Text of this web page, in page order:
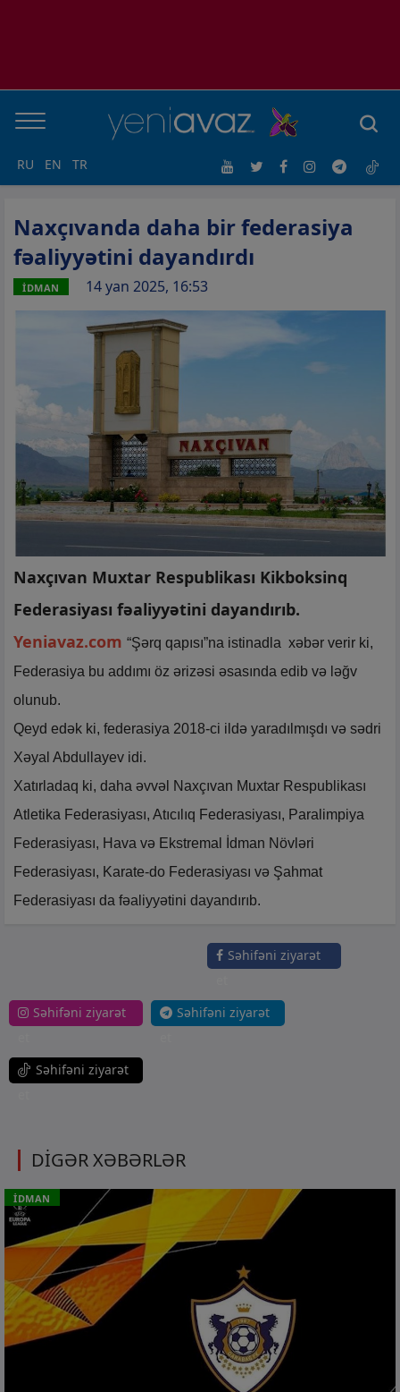
RU EN TR
Naxçıvanda daha bir federasiya
fəaliyyətini dayandırdı
İDMAN 14 yan 2025, 16:53
Naxçıvan Muxtar Respublikası Kikboksinq
Federasiyası fəaliyyətini dayandırıb.
Yeniavaz.com “Şərq qapısı”na istinadla xəbər verir ki,
Federasiya bu addımı öz ərizəsi əsasında edib və ləğv
olunub.
Qeyd edək ki, federasiya 2018-ci ildə yaradılmışdı və sədri
Xəyal Abdullayev idi.
Xatırladaq ki, daha əvvəl Naxçıvan Muxtar Respublikası
Atletika Federasiyası, Atıcılıq Federasiyası, Paralimpiya
Federasiyası, Hava və Ekstremal İdman Növləri
Federasiyası, Karate-do Federasiyası və Şahmat
Federasiyası da fəaliyyətini dayandırıb.
Səhifəni ziyarət
Səhifəni ziyarət
Səhifəni ziyarət
Səhifəni ziyarət
DİGƏR XƏBƏRLƏR
İDMAN